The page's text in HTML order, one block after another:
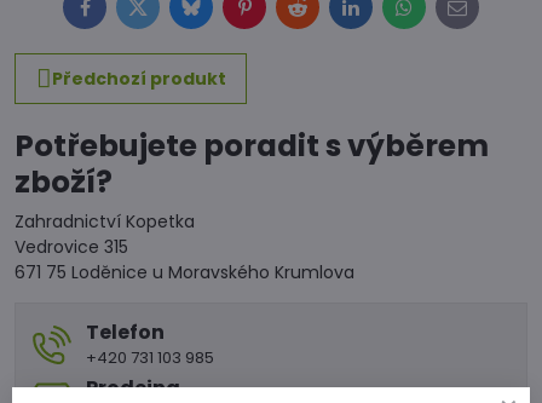
FacebookTwitterBlueskyPinterestRedditLinkedInWhatsApp
E-
mail
Předchozí produkt
Potřebujete poradit s výběrem
zboží?
Zahradnictví Kopetka
Vedrovice 315
671 75 Loděnice u Moravského Krumlova
Telefon
+420 731 103 985
Prodejna